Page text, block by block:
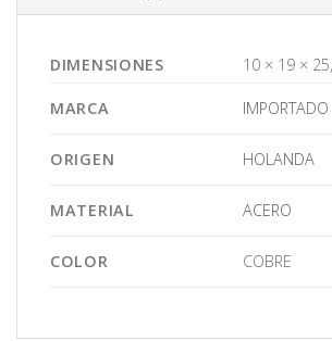
DIMENSIONES 10 × 19 ×
MARCA IMPORTADO
ORIGEN HOLANDA
MATERIAL ACERO
COLOR COBRE